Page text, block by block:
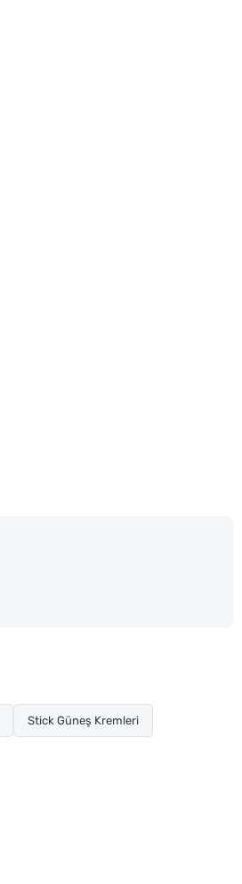
Stick Güneş Kremleri